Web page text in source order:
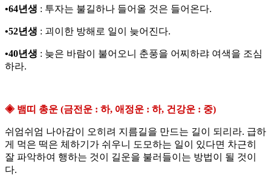
•64년생 : 투자는 불길하나 들어올 것은 들어온다.
•52년생 : 괴이한 방해로 일이 늦어진다.
•40년생 : 늦은 바람이 불어오니 춘풍을 어찌하랴 여색을 조심
하라.
◈ 뱀띠 총운 (금전운 : 하, 애정운 : 하, 건강운 : 중)
쉬엄쉬엄 나아감이 오히려 지름길을 만드는 길이 되리라. 급하
게 먹은 떡은 체하기가 쉬우니 도모하는 일이 있다면 차근히
잘 파악하여 행하는 것이 길운을 불러들이는 방법이 될 것이
다.